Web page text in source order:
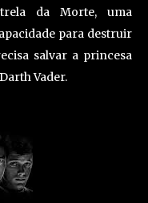
da Morte, uma
para destruir
salvar a princesa
Vader.